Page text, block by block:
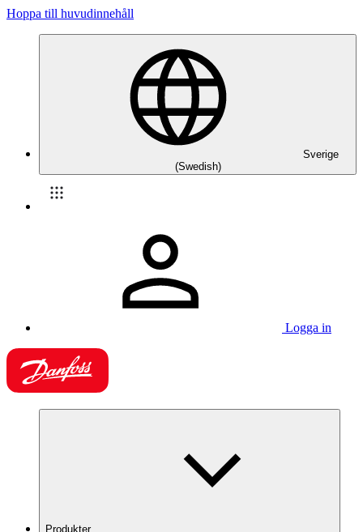
Hoppa till huvudinnehåll
Sverige
(Swedish)
Logga in
Produkter